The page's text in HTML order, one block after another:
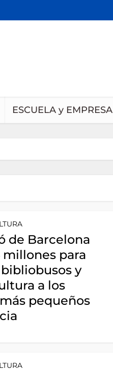
ESCUELA y EMPRESA
de Barcelona
para
y
a los
pequeños